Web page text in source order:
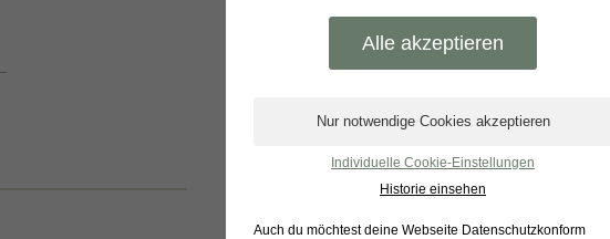
BELIEBTE PRODUKTE
Individuelle Cookie-Einstellungen
Historie einsehen
Auch du möchtest deine Webseite Datenschutzkonform